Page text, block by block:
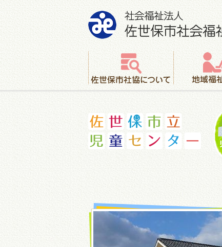
社会福祉法人 佐世保市社会福祉協議会
佐世保市社協について 地域福祉活動